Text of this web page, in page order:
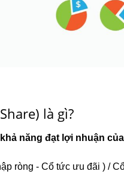
là gì?
năng đạt lợi nhuận
ròng - Cổ tức ưu đãi ) /